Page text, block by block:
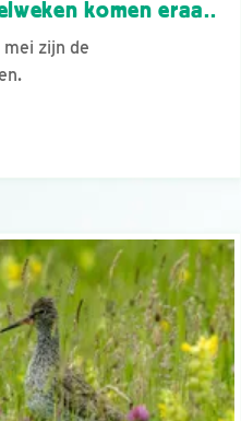
komen eraa..
mei zijn de